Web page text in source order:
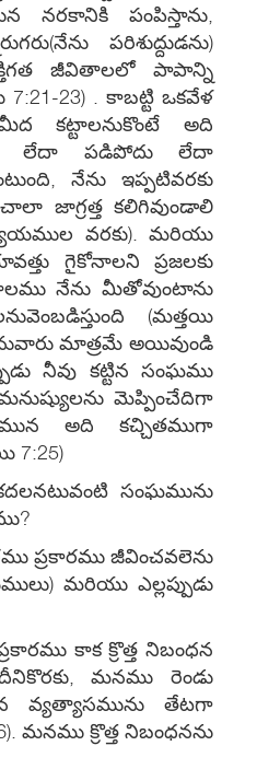
నరకానికి పంపిస్తాను,
పరిశుద్దుడను)
జీవితాలలో పాపాన్ని
23) . కాబట్టి ఒకవేళ
కట్టాలనుకొంటే అది
లేదా పడిపోదు లేదా
నేను ఇప్పటివరకు
జాగ్రత్త కలిగివుండాలి
వరకు). మరియు
గైకోనాలని ప్రజలకు
నేను మీతోవుంటాను
(మత్తయి
మాత్రమే అయివుండి
నీవు కట్టిన సంఘము
మెప్పించేదిగా
అది కచ్చితముగా
7:25)
సంఘమును
ప్రకారము జీవించవలెను
మరియు ఎల్లప్పుడు
కాక క్రొత్త నిబంధన
మనము రెండు
వ్యత్యాసమును తేటగా
మనము క్రొత్త నిబంధనను